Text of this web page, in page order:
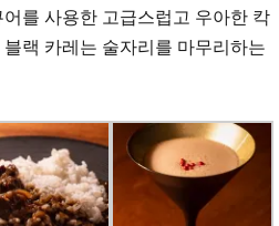
를 사용한 고급스럽고 우아한 칵
랙 카레는 술자리를 마무리하는